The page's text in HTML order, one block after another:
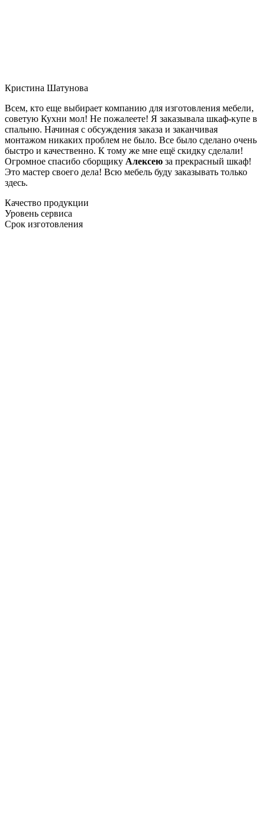
Кристина Шатунова
Всем, кто еще выбирает компанию для изготовления мебели,
советую Кухни мол! Не пожалеете! Я заказывала шкаф-купе в
спальню. Начиная с обсуждения заказа и заканчивая
монтажом никаких проблем не было. Все было сделано очень
быстро и качественно. К тому же мне ещё скидку сделали!
Огромное спасибо сборщику Алексею за прекрасный шкаф!
Это мастер своего дела! Всю мебель буду заказывать только
здесь.
Качество продукции
Уровень сервиса
Срок изготовления